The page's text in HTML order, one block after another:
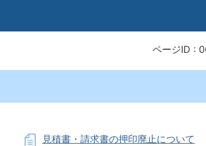
ページID :
見積書・請求書の押印廃止について